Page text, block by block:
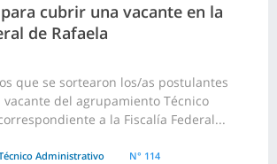
cubrir una vacante en la
de Rafaela
que se sortearon los/as postulantes
del agrupamiento Técnico
a la Fiscalía Federal...
Administrativo N° 114